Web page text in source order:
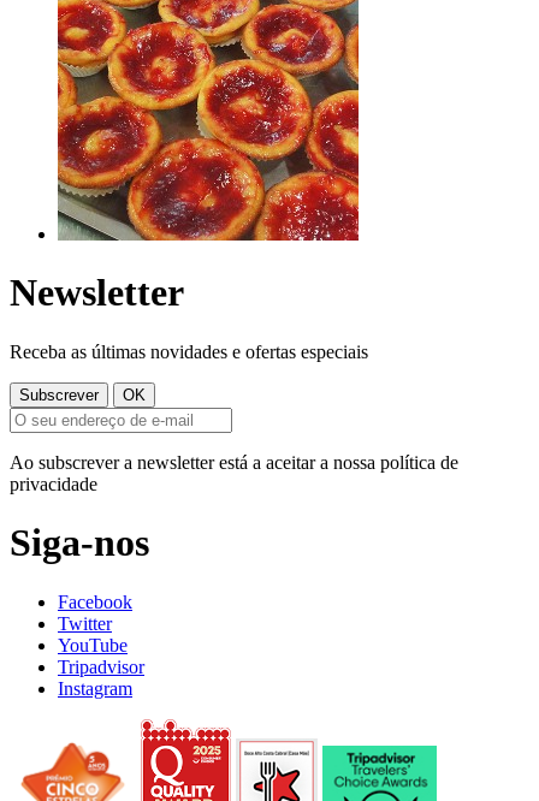
Newsletter
Receba as últimas novidades e ofertas especiais
Ao subscrever a newsletter está a aceitar a nossa política de
privacidade
Siga-nos
Facebook
Twitter
YouTube
Tripadvisor
Instagram